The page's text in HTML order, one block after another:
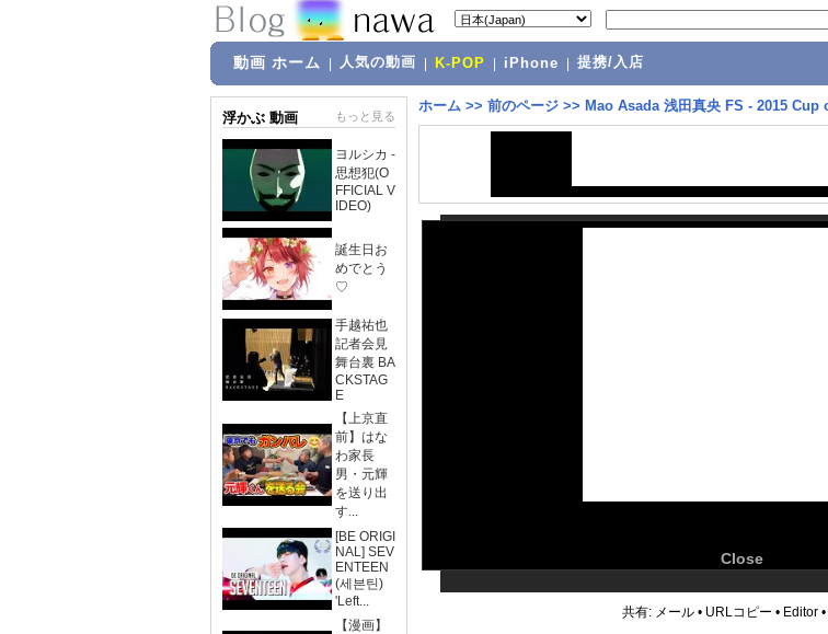
動画 ホーム 人気の動画 K-POP iPhone 提携/入店
浮かぶ 動画 もっと見る
ヨルシカ -
思想犯(O
FFICIAL V
IDEO)
誕生日お
めでとう
♡
手越祐也
記者会見
舞台裏 BA
CKSTAG
E
【上京直
前】はな
わ家長
男・元輝
を送り出
す...
[BE ORIGI
NAL] SEV
ENTEEN
(세븐틴)
'Left...
【漫画】
ホーム >> 前のページ >> Mao Asada 浅田真央 FS - 2015 Cup
Close
共有: メール • URLコピー • Editor •